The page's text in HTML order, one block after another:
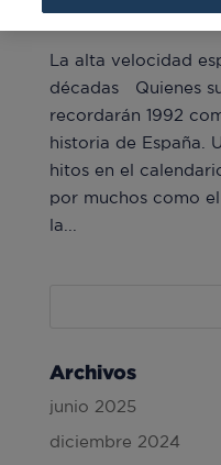
La alta velocidad
décadas Quienes
recordarán 1992
historia de España.
hitos en el
por muchos como
la...
Archivos
junio 2025
diciembre 2024